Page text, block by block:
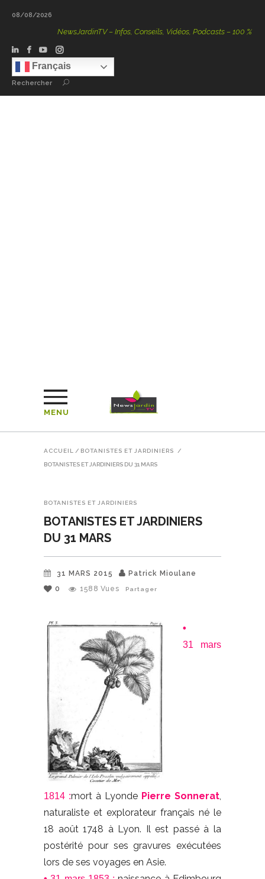
08/08/2026
NewsJardinTV – Infos, Conseils, Vidéos, Podcasts – 100 % Nature
Français
Rechercher
MENU
ACCUEIL / BOTANISTES ET JARDINIERS /
BOTANISTES ET JARDINIERS DU 31 MARS
BOTANISTES ET JARDINIERS
BOTANISTES ET JARDINIERS
DU 31 MARS
31 MARS 2015
Patrick Mioulane
0
1588 Vues Partager
•
31 mars
1814 :mort à Lyonde Pierre Sonnerat
naturaliste et explorateur français né le
18 août 1748 à Lyon. Il est passé à la
postérité pour ses gravures exécutées
lors de ses voyages en Asie.